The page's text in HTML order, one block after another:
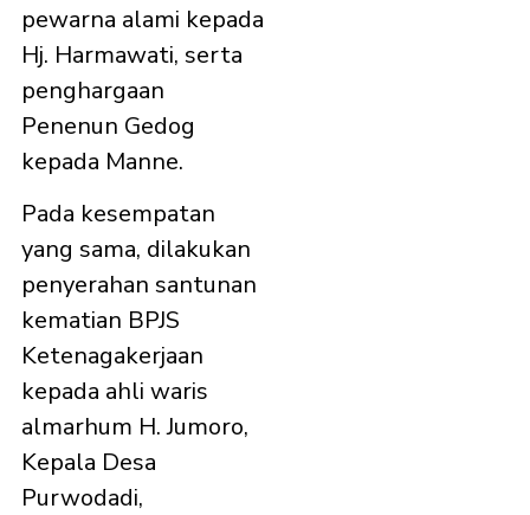
pewarna alami kepada
Hj. Harmawati, serta
penghargaan
Penenun Gedog
kepada Manne.
Pada kesempatan
yang sama, dilakukan
penyerahan santunan
kematian BPJS
Ketenagakerjaan
kepada ahli waris
almarhum H. Jumoro,
Kepala Desa
Purwodadi,